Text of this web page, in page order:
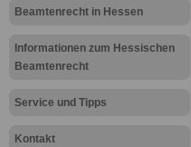
Beamtenrecht in Hessen
Informationen zum Hessischen
Beamtenrecht
Service und Tipps
Kontakt